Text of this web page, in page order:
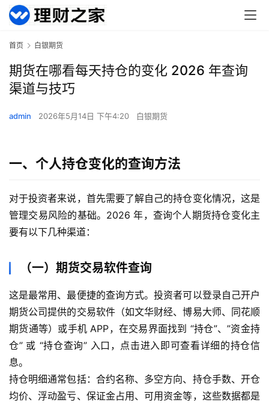
首页 白银期货
期货在哪看每天持仓的变化 2026 年查询
渠道与技巧
admin 2026年5月14日 下午4:20 白银期货
一、个人持仓变化的查询方法
对于投资者来说，首先需要了解自己的持仓变化情况，这是
管理交易风险的基础。2026 年，查询个人期货持仓变化主
要有以下几种渠道：
（一）期货交易软件查询
这是最常用、最便捷的查询方式。投资者可以登录自己开户
期货公司提供的交易软件（如文华财经、博易大师、同花顺
期货通等）或手机 APP，在交易界面找到 “持仓”、”资金持
仓” 或 “持仓查询” 入口，点击进入即可查看详细的持仓信
息。
持仓明细通常包括：合约名称、多空方向、持仓手数、开仓
均价、浮动盈亏、保证金占用、可用资金等，这些数据都是